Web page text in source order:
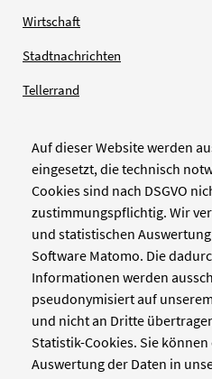
Auf dieser Website werden
eingesetzt, die technisch
Cookies sind nach DSGVO
zustimmungspflichtig. Wir
und statistischen
Software Matomo. Die
Informationen werden
pseudonymisiert auf
und nicht an Dritte
Statistik-Cookies. Sie
Auswertung der Daten in
Wirtschaft
Stadtnachrichten
Tellerrand
Verlag
Zellwerk GmbH & Co KG
Pinienstraße 2
40233 Düsseldorf
www.zellwerk.com